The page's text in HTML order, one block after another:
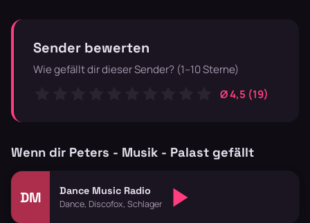
Sender bewerten
Wie gefällt dir dieser Sender? (1–10 Sterne)
Ø 4,5 (19)
Wenn dir Peters - Musik - Palast gefällt
DM Dance Music Radio
Dance, Discofox, Schlager